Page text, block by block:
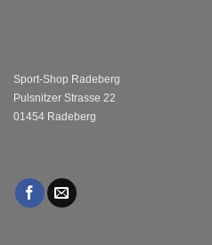
Sport-Shop Radeberg
Pulsnitzer Strasse 22
01454 Radeberg